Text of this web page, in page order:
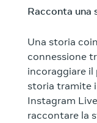
Racconta una
Una storia
connessione
incoraggiare il
storia tramite
Instagram
raccontare la